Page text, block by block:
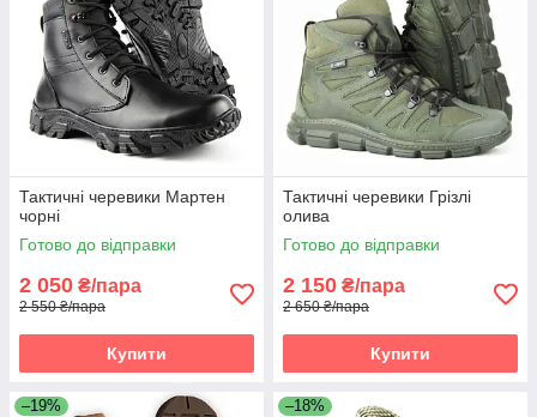
Тактичні черевики Мартен
чорні
Готово до відправки
2 050 ₴/пара
2 550 ₴/пара
Купити
Тактичні черевики Грізлі
олива
Готово до відправки
2 150 ₴/пара
2 650 ₴/пара
Купити
–19% –18%